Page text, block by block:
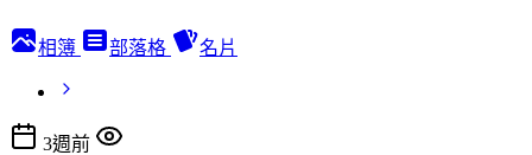
相簿 部落格 名片
3週前